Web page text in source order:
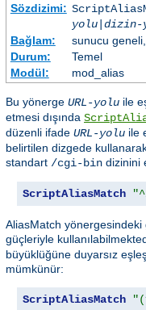
Sözdizimi:
yolu| dizin-
Bağlam:
sunucu
Durum:
Temel
Modül:
mod_alias
Bu yönerge URL-yolu ile
etmesi dışında
düzenli ifade URL-yolu ile
belirtilen dizgede
standart /cgi-bin dizinini
ScriptAliasMatch
AliasMatch yönergesindeki
güçleriyle
büyüklüğüne duyarsız
mümkünür:
ScriptAliasMatch